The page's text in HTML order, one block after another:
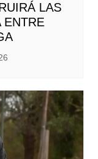
LAS
ENTRE